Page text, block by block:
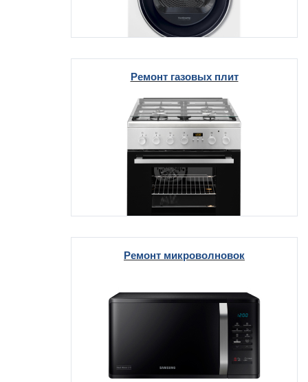
Ремонт газовых плит
Ремонт микроволновок